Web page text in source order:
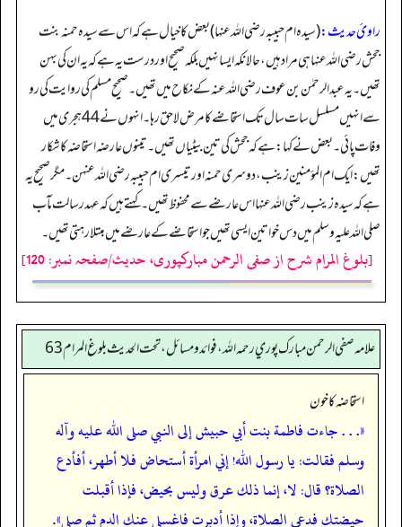
راویٔ حدیث:(سیدہ ام حبیبہ رضی اللہ عنہا) بعض کا خیال ہے کہ اس سے سیدہ حمنہ بنت
جحش رضی اللہ عنہا ہی مراد ہیں، حالانکہ ایسا نہیں بلکہ صحیح اور درست یہ ہے کہ یہ ان کی بہن
تھیں۔ یہ عبدالرحمٰن بن عوف رضی اللہ عنہ کے نکاح میں تھیں۔ صحیح مسلم کی روایت کی رو
سے انہیں مسلسل سات سال تک استحاضے کا مرض لاحق رہا۔ انہوں نے 44 ہجری میں
وفات پائی۔ بعض نے کہا: ہے کہ جحش کی تین بیٹیاں تھیں۔ تینوں عارضہ استحاضہ کا شکار
تھیں: ایک ام المؤمنین زینب، دوسری حمنہ اور تیسری ام حبیبہ رضی اللہ عنہن۔ مگر صحیح یہ
ہے کہ سیدہ زینب رضی اللہ عنہا اس عارضے سے محفوظ تھیں۔ کہتے ہیں کہ عہد رسالت مآب
صلی اللہ علیہ وسلم میں دس خواتین ایسی تھیں جو استحاضے کے عارضے میں مبتلا رہتی تھیں۔
[بلوغ المرام شرح از صفی الرحمن مبارکپوری، حدیث/صفحہ نمبر: 120]
علامه صفي الرحمن مبارك پوري رحمه الله، فوائد و مسائل، تحت الحديث بلوغ المرام 63
استحاضہ کا خون
«. . . جاءت فاطمة بنت أبي حبيش إلى النبي صلى الله عليه وآله
وسلم فقالت: يا رسول الله! إني امرأة أستحاض فلا أطهر،‏‏‏‏ أفأدع
الصلاة؟ قال: ‏‏‏‏لا،‏‏‏‏ إنما ذلك عرق وليس بحيض،‏‏‏‏ فإذا أقبلت
حيضتك فدعي الصلاة،‏‏‏‏ وإذا أدبرت فاغسلي عنك الدم ثم صلي».‏‏‏‏